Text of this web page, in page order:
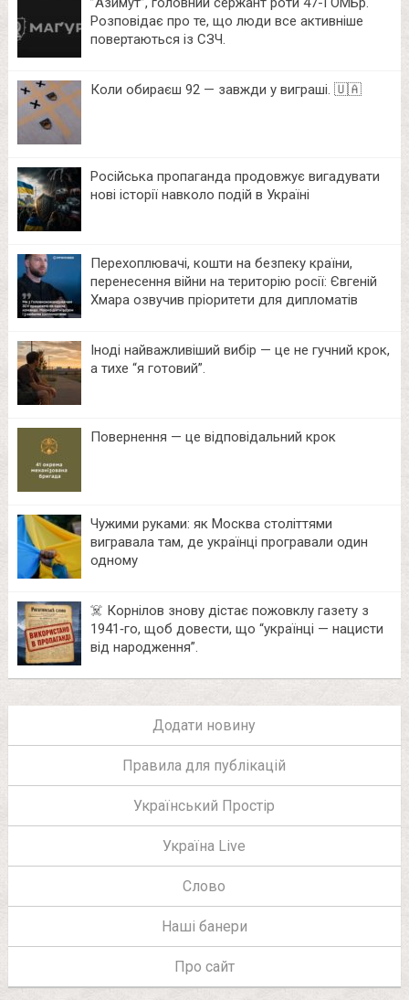
Розповідає про те, що люди все активніше
повертаються із СЗЧ.
Коли обираєш 92 — завжди у виграші. 🇺🇦
Російська пропаганда продовжує вигадувати
нові історії навколо подій в Україні
Перехоплювачі, кошти на безпеку країни,
перенесення війни на територію росії: Євгеній
Хмара озвучив пріоритети для дипломатів
Іноді найважливіший вибір — це не гучний крок,
а тихе “я готовий”.
Повернення — це відповідальний крок
Чужими руками: як Москва століттями
вигравала там, де українці програвали один
одному
☠️ Корнілов знову дістає пожовклу газету з
1941‑го, щоб довести, що “українці — нацисти
від народження”.
Додати новину
Правила для публікацій
Український Простір
Україна Live
Слово
Наші банери
Про сайт